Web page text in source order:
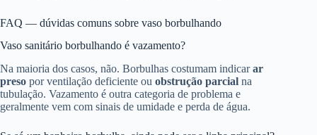
FAQ — dúvidas comuns sobre vaso borbulhando
Vaso sanitário borbulhando é vazamento?
Na maioria dos casos, não. Borbulhas costumam indicarar
preso por ventilação deficiente ou obstrução parcial na
tubulação. Vazamento é outra categoria de problema e
geralmente vem com sinais de umidade e perda de água.